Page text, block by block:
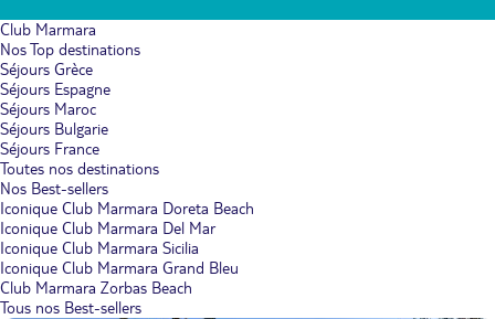
Club Marmara
Nos Top destinations
Séjours Grèce
Séjours Espagne
Séjours Maroc
Séjours Bulgarie
Séjours France
Toutes nos destinations
Nos Best-sellers
Iconique Club Marmara Doreta Beach
Iconique Club Marmara Del Mar
Iconique Club Marmara Sicilia
Iconique Club Marmara Grand Bleu
Club Marmara Zorbas Beach
Tous nos Best-sellers